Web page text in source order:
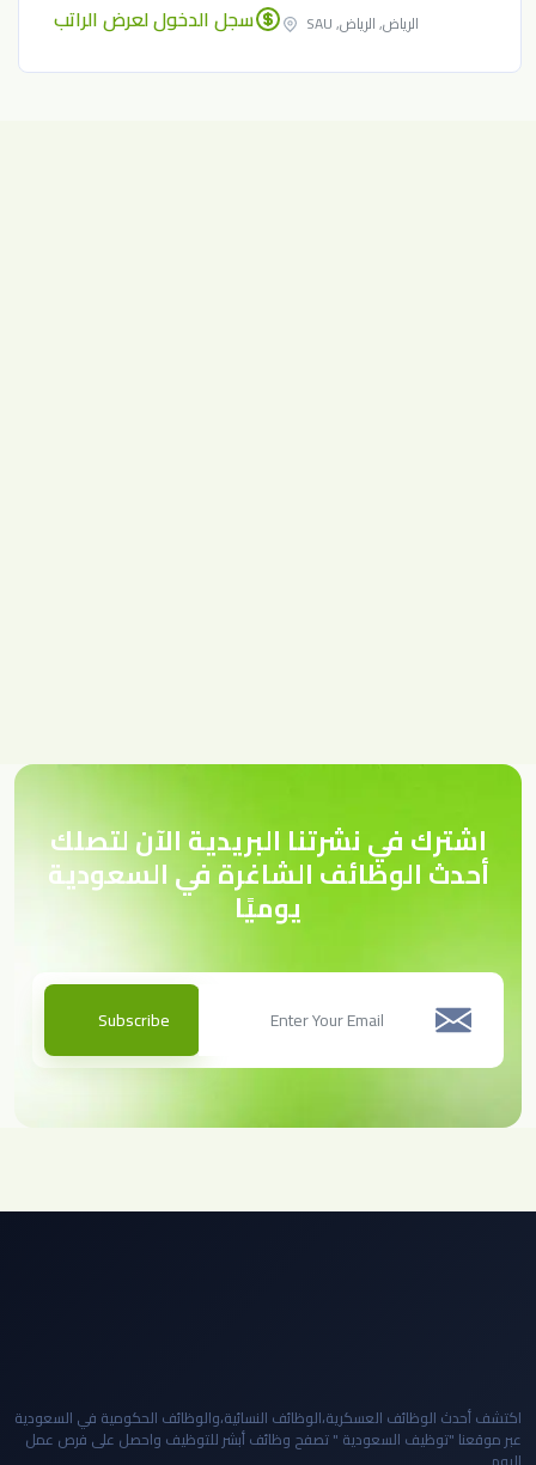
الرياض, الرياض, SAU
سجل الدخول لعرض الراتب
اشترك في نشرتنا البريدية الآن لتصلك
أحدث الوظائف الشاغرة في السعودية
يوميًا
Subscribe
اكتشف أحدث الوظائف العسكرية،الوظائف النسائية،والوظائف الحكومية في السعودية
عبر موقعنا "توظيف السعودية " تصفح وظائف أبشر للتوظيف واحصل على فرص عمل